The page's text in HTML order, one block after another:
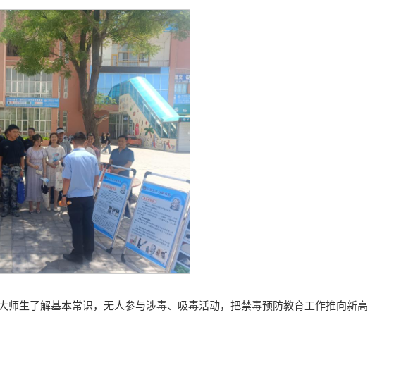
生了解基本常识，无人参与涉毒、吸毒活动，把禁毒预防教育工作推向新高